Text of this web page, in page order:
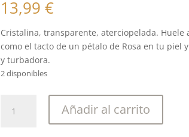
13,99 €
Cristalina, transparente, aterciopelada. Huele
como el tacto de un pétalo de Rosa en tu piel
y turbadora.
2 disponibles
d'olor-
Añadir al carrito